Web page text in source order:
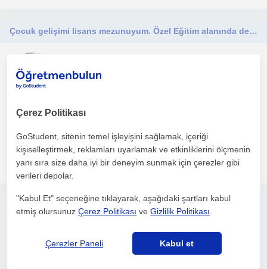
Çocuk gelişimi lisans mezunuyum. Özel Eğitim alanında ders veriyorum
Ankara Sehri
Çocuk gelişimi lisans mezunuyum. Özel Eğitim alanında ders
daha fazlasını gör Ücretsiz iletişime geç
Ücretsiz ilan ver
İlanını yayınla
Çerez Politikası
GoStudent, sitenin temel işleyişini sağlamak, içeriği
kişiselleştirmek, reklamları uyarlamak ve etkinliklerini ölçmenin
yanı sıra size daha iyi bir deneyim sunmak için çerezler gibi
verileri depolar.
"Kabul Et" seçeneğine tıklayarak, aşağıdaki şartları kabul
etmiş olursunuzÇerez Politikası veGizlilik Politikası
Çerezler Paneli Kabul et